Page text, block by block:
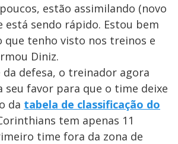
estão assimilando (novo
está sendo rápido. Estou bem
que tenho visto nos treinos e
Diniz.
da defesa, o treinador agora
seu favor para que o time deixe
da tabela de classificação do
tem apenas 11
time fora da zona de